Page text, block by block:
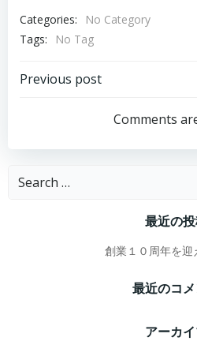
Categories:
No Category
Tags:
No Tag
投
ナ
ビ
Previous post
Comments
Search
最近の
創業１０周年を迎
最近のコ
アーカ